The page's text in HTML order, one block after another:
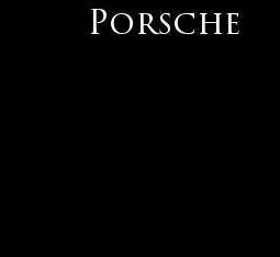
Porsche